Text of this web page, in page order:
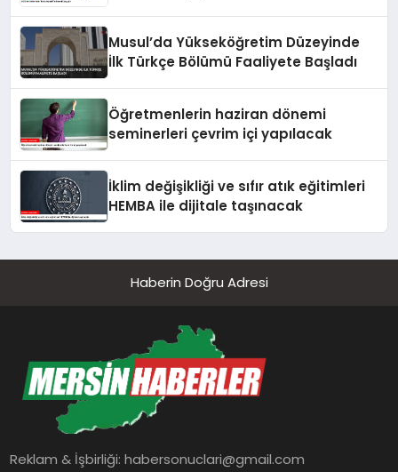
Musul’da Yükseköğretim Düzeyinde
İlk Türkçe Bölümü Faaliyete Başladı
Öğretmenlerin haziran dönemi
seminerleri çevrim içi yapılacak
İklim değişikliği ve sıfır atık eğitimleri
HEMBA ile dijitale taşınacak
Haberin Doğru Adresi
Reklam & İşbirliği:habersonuclari@gmail.com